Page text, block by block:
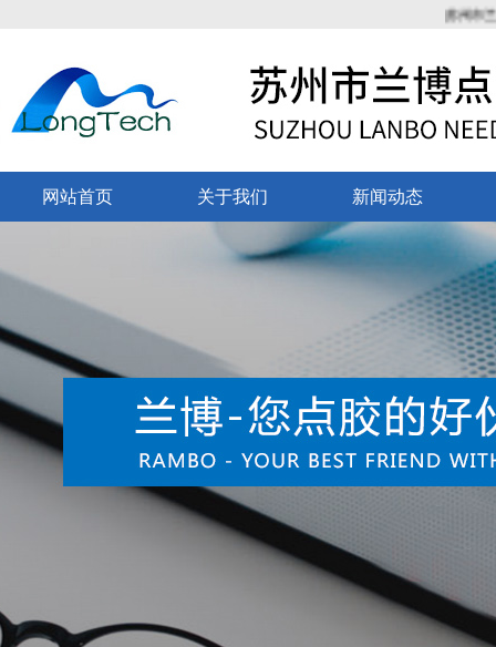
苏州市兰博点
网站首页 关于我们 新闻动态